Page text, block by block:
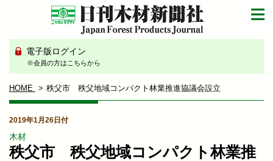
電子版ログイン
※会員の方はこちらから
HOME 秩父市 秩父地域コンパクト林業推進協議会設立
2019年1月26日付
木材
秩父市 秩父地域コンパクト林業推